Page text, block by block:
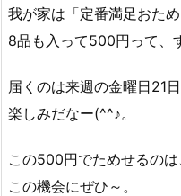
我が家は「定番満足おた
8品も入って500円って、
届くのは来週の金曜日21日
楽しみだなー(^^♪。
この500円でためせるのは
この機会にぜひ～。